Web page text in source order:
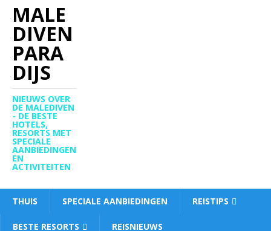
MALE
DIVEN
PARA
DIJS
NIEUWS OVER
DE MALEDIVEN
- DE BESTE
HOTELS,
RESORTS MET
SPECIALE
AANBIEDINGEN
EN
ACTIVITEITEN
THUIS SPECIALE AANBIEDINGEN REISTIPS
BESTE RESORTS REISNIEUWS